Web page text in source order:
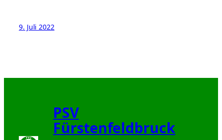
9. Juli 2022
PSV
Fürstenfeldbruck